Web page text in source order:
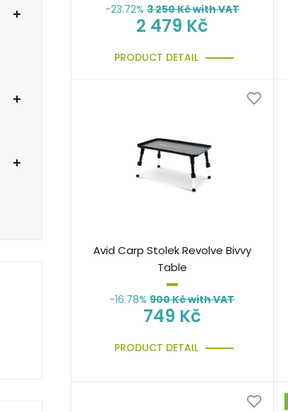
-23.72% 3 250Kč with VAT
2 479 Kč
PRODUCT DETAIL
Avid Carp Stolek Revolve Bivvy
Table
-16.78% 900Kč with VAT
749 Kč
PRODUCT DETAIL